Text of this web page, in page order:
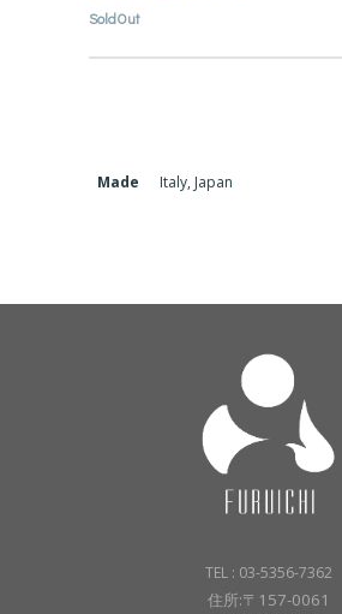
SoldOut
Made Italy, Japan
TEL : 03-5356-7362
住所:〒157-0061